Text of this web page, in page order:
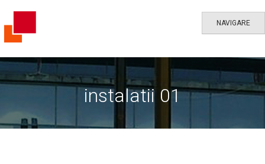
NAVIGARE
instalatii 01